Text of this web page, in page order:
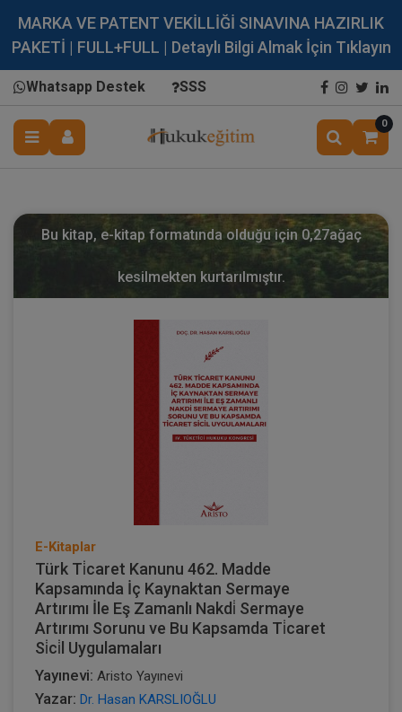
MARKA VE PATENT VEKİLLİĞİ SINAVINA HAZIRLIK
PAKETİ | FULL+FULL | Detaylı Bilgi Almak İçin Tıklayın
Whatsapp Destek SSS
0
Bu kitap, e-kitap formatında olduğu için 0,27ağaç
kesilmekten kurtarılmıştır.
E-Kitaplar
Türk Ti̇caret Kanunu 462. Madde
Kapsamında İç Kaynaktan Sermaye
Artırımı İle Eş Zamanlı Nakdi̇ Sermaye
Artırımı Sorunu ve Bu Kapsamda Ti̇caret
Si̇ci̇l Uygulamaları
Yayınevi: Aristo Yayınevi
Yazar: Dr. Hasan KARSLIOĞLU